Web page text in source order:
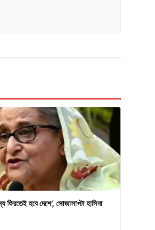
ফিরতেই হবে দেশে’, সোজাসাপ্টা হাসিনা